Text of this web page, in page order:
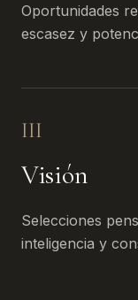
Oportunidades
escasez y
III
Visión
Selecciones
inteligencia y